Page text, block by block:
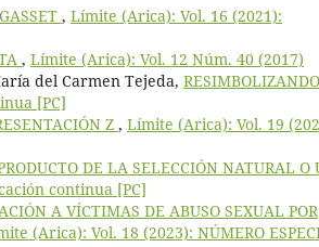
, Límite (Arica): Vol. 16 (2021):
, Límite (Arica): Vol. 12 Núm. 40 (2017)
del Carmen Tejeda,
[PC]
Z , Límite (Arica): Vol. 19
DE LA SELECCIÓN NATURAL O
continua [PC]
A VÍCTIMAS DE ABUSO SEXUAL POR
(Arica): Vol. 18 (2023): NÚMERO